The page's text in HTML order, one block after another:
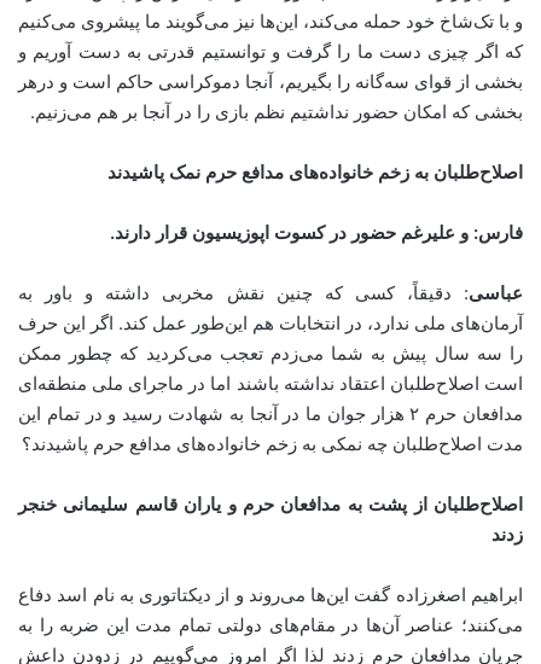
و با تک‌شاخ خود حمله می‌کند، این‌ها نیز می‌گویند ما پیشروی می‌کنیم
که اگر چیزی دست ما را گرفت و توانستیم قدرتی به دست آوریم و
بخشی از قوای سه‌گانه را بگیریم، آنجا دموکراسی حاکم است و درهر
بخشی که امکان حضور نداشتیم نظم بازی را در آنجا بر هم می‌زنیم.
اصلاح‌طلبان به زخم خانواده‌های مدافع حرم نمک پاشیدند
فارس: و علیرغم حضور در کسوت اپوزیسیون قرار دارند.
عباسی: دقیقاً، کسی که چنین نقش مخربی داشته و باور به
آرمان‌های ملی ندارد، در انتخابات هم این‌طور عمل کند. اگر این حرف
را سه سال پیش به شما می‌زدم تعجب می‌کردید که چطور ممکن
است اصلاح‌طلبان اعتقاد نداشته باشند اما در ماجرای ملی منطقه‌ای
مدافعان حرم ۲ هزار جوان ما در آنجا به شهادت رسید و در تمام این
مدت اصلاح‌طلبان چه نمکی به زخم خانواده‌های مدافع حرم پاشیدند؟
اصلاح‌طلبان از پشت به مدافعان حرم و یاران قاسم سلیمانی خنجر
زدند
ابراهیم اصغرزاده گفت این‌ها می‌‌روند و از دیکتاتوری به نام اسد دفاع
می‌کنند؛ عناصر آن‌ها در مقام‌های دولتی تمام مدت این ضربه را به
جریان مدافعان حرم زدند لذا اگر امروز می‌گوییم در زدودن داعش